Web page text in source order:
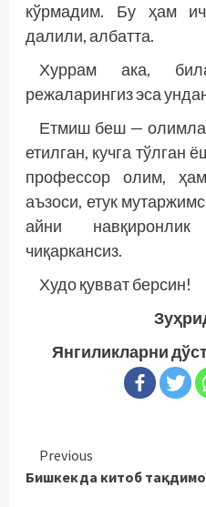
кўрмадим. Бу ҳам
далили, албатта.
Хуррам ака,
режаларингиз эса
Етмиш беш —
етилган, кучга тўлган
профессор олим,
аъзоси, етук
айни
чиқаркансиз.
Худо қувват берсин!
Янгиликларни
Continue
Reading
Previous
Бишкекда китоб